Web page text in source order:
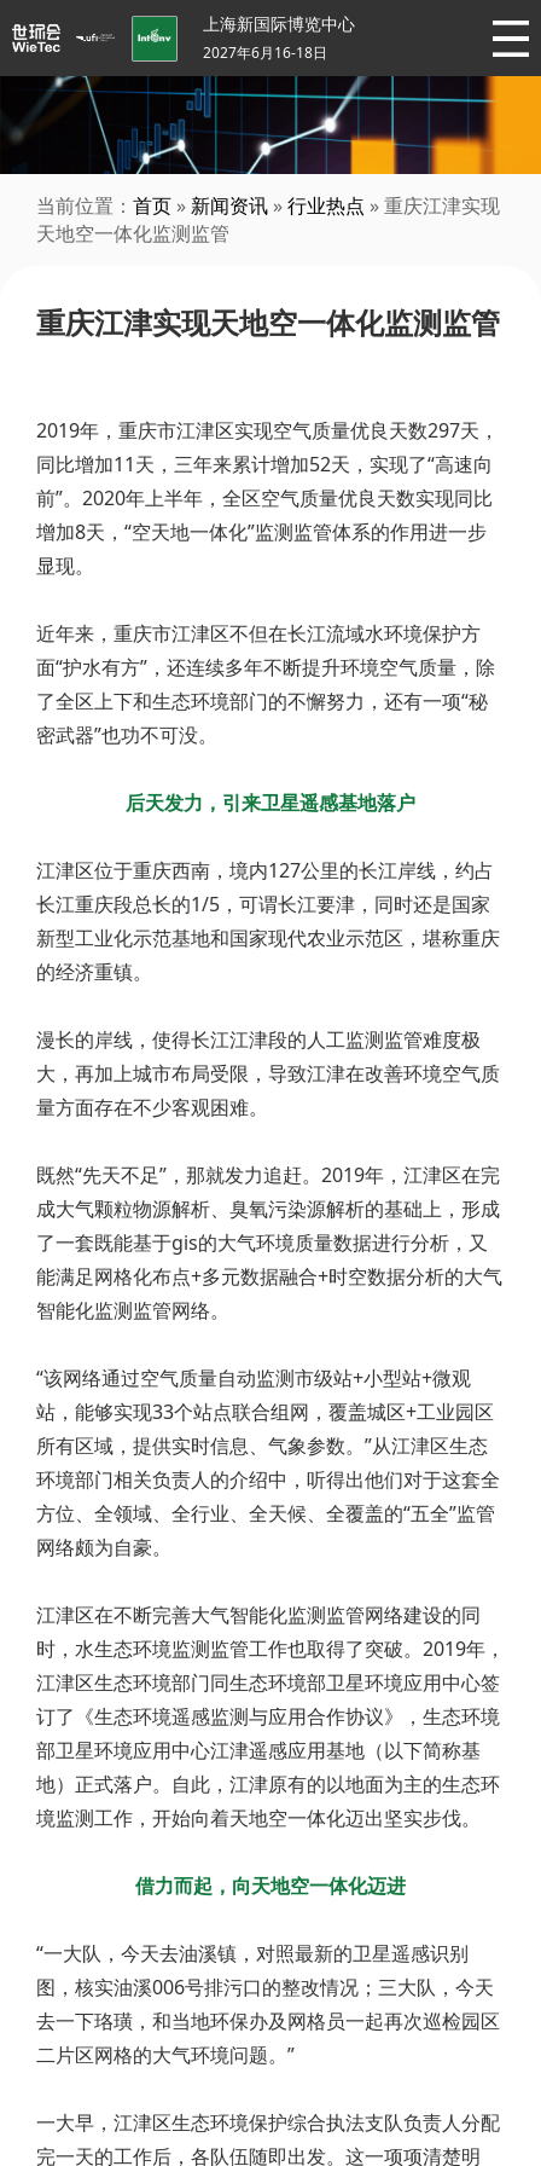
上海新国际博览中心
2027年6月16-18日
当前位置： 首页 » 新闻资讯 »行业热点 » 重庆江津实现
天地空一体化监测监管
重庆江津实现天地空一体化监测监管
2019年，重庆市江津区实现空气质量优良天数297天，
同比增加11天，三年来累计增加52天，实现了“高速向
前”。2020年上半年，全区空气质量优良天数实现同比
增加8天，“空天地一体化”监测监管体系的作用进一步
显现。
近年来，重庆市江津区不但在长江流域水环境保护方
面“护水有方”，还连续多年不断提升环境空气质量，除
了全区上下和生态环境部门的不懈努力，还有一项“秘
密武器”也功不可没。
后天发力，引来卫星遥感基地落户
江津区位于重庆西南，境内127公里的长江岸线，约占
长江重庆段总长的1/5，可谓长江要津，同时还是国家
新型工业化示范基地和国家现代农业示范区，堪称重庆
的经济重镇。
漫长的岸线，使得长江江津段的人工监测监管难度极
大，再加上城市布局受限，导致江津在改善环境空气质
量方面存在不少客观困难。
既然“先天不足”，那就发力追赶。2019年，江津区在完
成大气颗粒物源解析、臭氧污染源解析的基础上，形成
了一套既能基于gis的大气环境质量数据进行分析，又
能满足网格化布点+多元数据融合+时空数据分析的大气
智能化监测监管网络。
“该网络通过空气质量自动监测市级站+小型站+微观
站，能够实现33个站点联合组网，覆盖城区+工业园区
所有区域，提供实时信息、气象参数。”从江津区生态
环境部门相关负责人的介绍中，听得出他们对于这套全
方位、全领域、全行业、全天候、全覆盖的“五全”监管
网络颇为自豪。
江津区在不断完善大气智能化监测监管网络建设的同
时，水生态环境监测监管工作也取得了突破。2019年，
江津区生态环境部门同生态环境部卫星环境应用中心签
订了《生态环境遥感监测与应用合作协议》，生态环境
部卫星环境应用中心江津遥感应用基地（以下简称基
地）正式落户。自此，江津原有的以地面为主的生态环
境监测工作，开始向着天地空一体化迈出坚实步伐。
借力而起，向天地空一体化迈进
“一大队，今天去油溪镇，对照最新的卫星遥感识别
图，核实油溪006号排污口的整改情况；三大队，今天
去一下珞璜，和当地环保办及网格员一起再次巡检园区
二片区网格的大气环境问题。”
一大早，江津区生态环境保护综合执法支队负责人分配
完一天的工作后，各队伍随即出发。这一项项清楚明